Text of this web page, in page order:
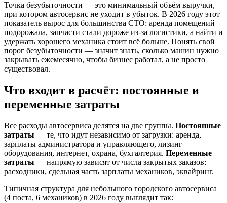
Точка безубыточности — это минимальный объём выручки,
при котором автосервис не уходит в убыток. В 2026 году этот
показатель вырос для большинства СТО: аренда помещений
подорожала, запчасти стали дороже из-за логистики, а найти и
удержать хорошего механика стоит всё больше. Понять свой
порог безубыточности — значит знать, сколько машин нужно
закрывать ежемесячно, чтобы бизнес работал, а не просто
существовал.
Что входит в расчёт: постоянные и
переменные затраты
Все расходы автосервиса делятся на две группы. Постоянные
затраты — те, что идут независимо от загрузки: аренда,
зарплаты администратора и управляющего, лизинг
оборудования, интернет, охрана, бухгалтерия. Переменные
затраты — напрямую зависят от числа закрытых заказов:
расходники, сдельная часть зарплаты механиков, эквайринг.
Типичная структура для небольшого городского автосервиса
(4 поста, 6 механиков) в 2026 году выглядит так: